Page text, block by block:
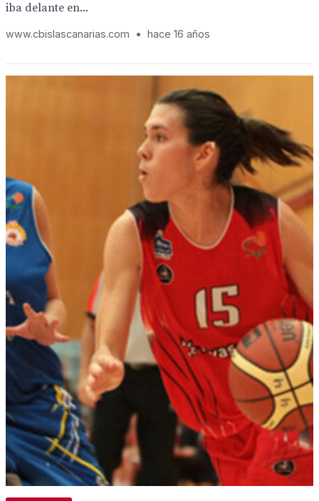
iba delante en...
www.cbislascanarias.com • hace 16 años